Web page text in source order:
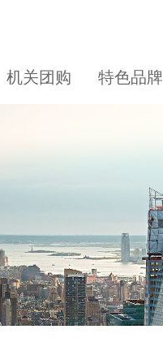
机关团购 特色品牌